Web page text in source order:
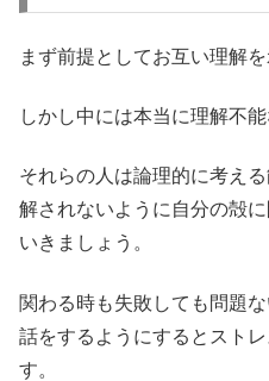
まず前提としてお互い理解
しかし中には本当に理解不
それらの人は論理的に考え
解されないように自分の殻
いきましょう。
関わる時も失敗しても問題
話をするようにするとスト
す。